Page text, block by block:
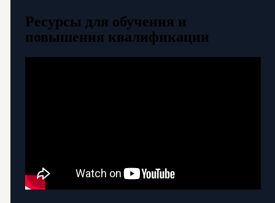
Ресурсы для обучения и
повышения квалификации